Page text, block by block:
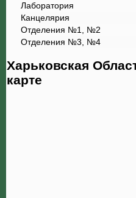
Лаборатория
Канцелярия
Отделения №1, №2
Отделения №3, №4
Харьковская
карте